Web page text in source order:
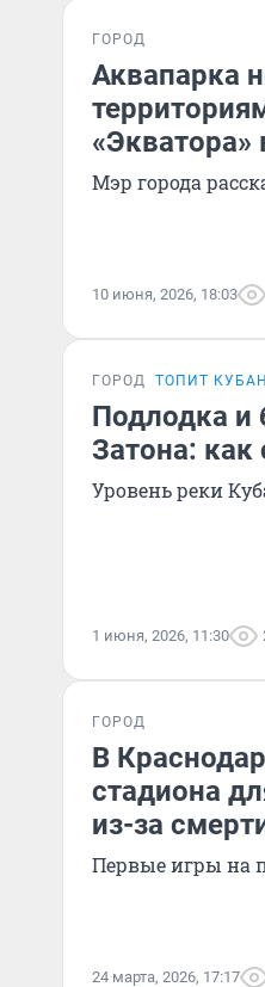
ГОРОД
Аквапарка
«Экватора»
Мэр города
10 июня, 2026, 18:03
ГОРОД ТОПИТ
Подлодка и
Затона: как
Уровень реки
1 июня, 2026, 11:30
ГОРОД
В
стадиона
из-за
Первые игры на
24 марта, 2026, 17:17